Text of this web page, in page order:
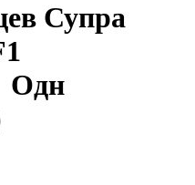
Супра
Одн